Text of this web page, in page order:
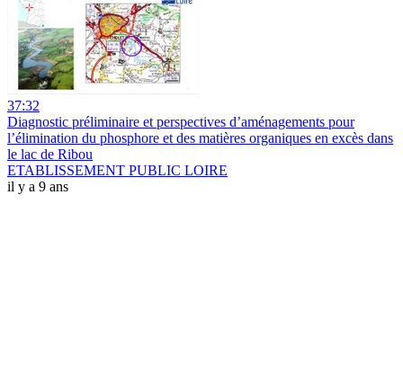
37:32
Diagnostic préliminaire et perspectives d’aménagements pour
l’élimination du phosphore et des matières organiques en excès dans
le lac de Ribou
ETABLISSEMENT PUBLIC LOIRE
il y a 9 ans